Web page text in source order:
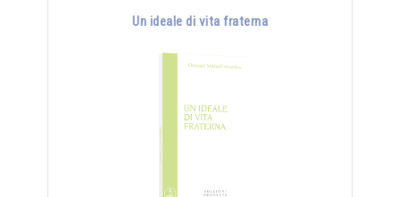
Un ideale di vita fraterna